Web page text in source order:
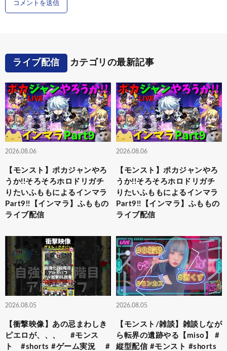
ライブ配信 カテゴリの最新記事
2026.08.06
【モンスト】ポカジャンやろ
うか!!そろそろホロドリガチ
りたいふももによるインマラ
Part9!!【インマラ】ふももの
ライブ配信
2026.08.06
【モンスト】ポカジャンやろ
うか!!そろそろホロドリガチ
りたいふももによるインマラ
Part9!!【インマラ】ふももの
ライブ配信
2026.08.05
【衝撃映像】あの忌まわしき
ピエロが、、、 #モンス
ト #shorts #ゲーム実況 #
2026.08.05
【モンスト/雑談】雑談しなが
ら転界の遺跡やる【miso】 #
縦型配信 #モンスト #shorts